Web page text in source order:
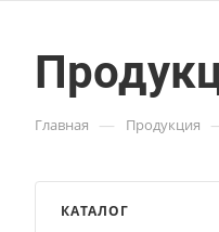
Главная — Продукция
КАТАЛОГ